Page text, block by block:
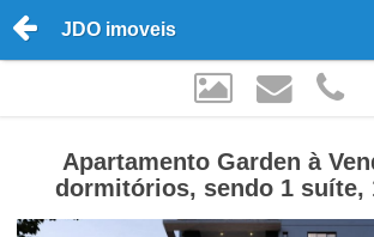
JDO imoveis
Apartamento Garden à
dormitórios, sendo 1 suíte,